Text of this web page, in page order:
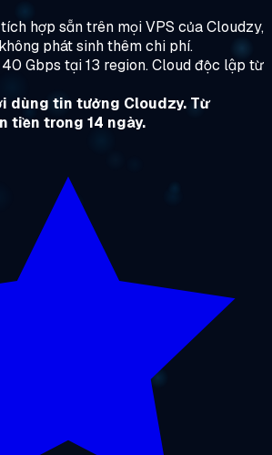
hợp sẵn trên mọi VPS của Cloudzy,
phát sinh thêm chi phí.
40 Gbps tại 13 region. Cloud độc lập từ
dùng tin tưởng Cloudzy. Từ
tiền trong 14 ngày.